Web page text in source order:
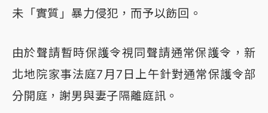
未「實質」暴力侵犯，而予以飭回。
由於聲請暫時保護令視同聲請通常保護令，新
北地院家事法庭7月7日上午針對通常保護令部
分開庭，謝男與妻子隔離庭訊。